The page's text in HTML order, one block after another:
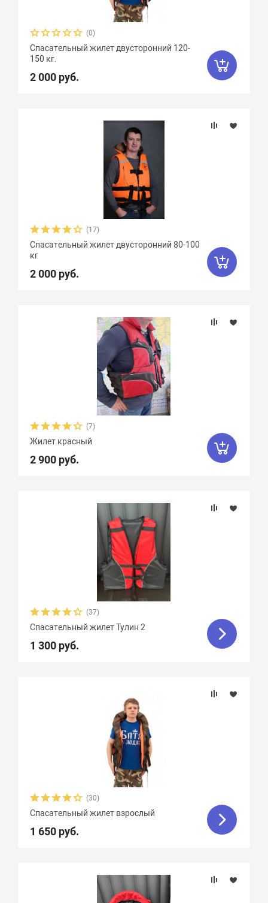
(0)
Спасательный жилет двусторонний 120-
150 кг.
2 000 руб.
(17)
Спасательный жилет двусторонний 80-100
кг
2 000 руб.
(7)
Жилет красный
2 900 руб.
(37)
Спасательный жилет Тулин 2
1 300 руб.
(30)
Спасательный жилет взрослый
1 650 руб.